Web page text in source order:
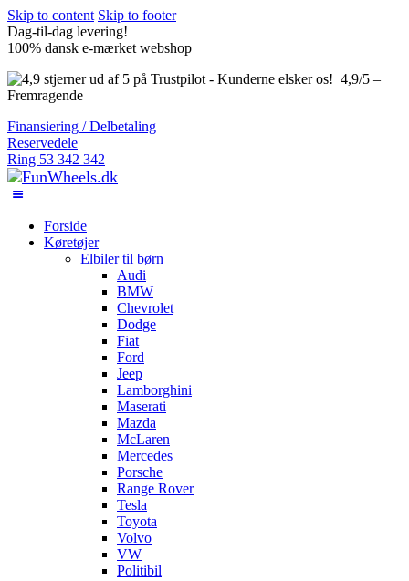
Skip to content Skip to footer
Dag-til-dag levering!
100% dansk e-mærket webshop
4,9/5 –
Fremragende
Finansiering / Delbetaling
Reservedele
Ring 53 342 342
Forside
Køretøjer
Elbiler til børn
Audi
BMW
Chevrolet
Dodge
Fiat
Ford
Jeep
Lamborghini
Maserati
Mazda
McLaren
Mercedes
Porsche
Range Rover
Tesla
Toyota
Volvo
VW
Politibil